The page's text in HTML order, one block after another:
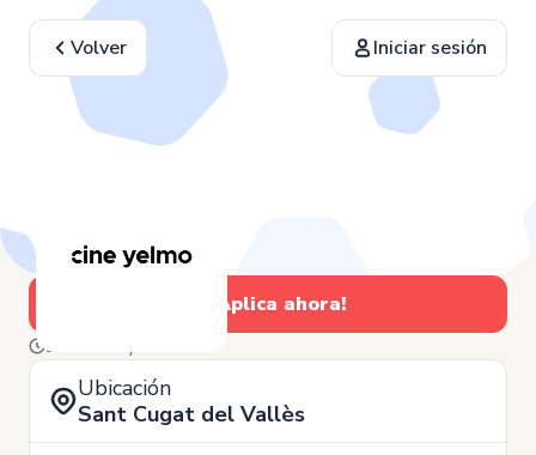
Volver Iniciar sesión
¡Aplica ahora!
27 de Mayo
Ubicación
Sant Cugat del Vallès